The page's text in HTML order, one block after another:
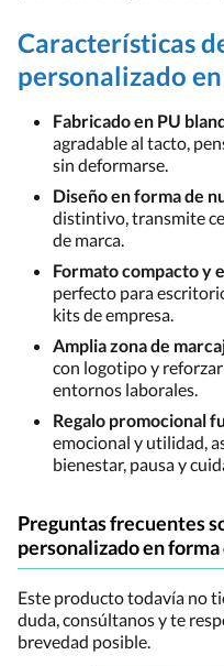
Características
personalizado
Fabricado en PU
agradable al tacto,
sin deformarse.
Diseño en forma de
distintivo, transmite
de marca.
Formato compacto y
perfecto para
kits de empresa.
Amplia zona de
con logotipo y
entornos laborales.
Regalo promocional
emocional y utilidad,
bienestar, pausa y
Preguntas frecuentes
personalizado en forma
Este producto todavía no
duda, consúltanos y te
brevedad posible.